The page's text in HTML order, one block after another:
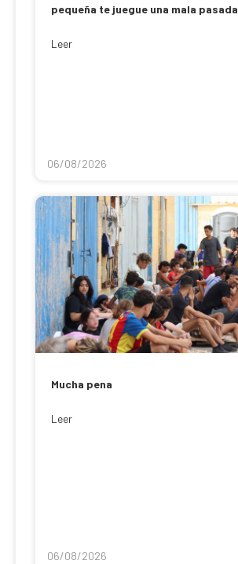
pequeña te juegue una mala pasada
Leer
06/08/2026
Mucha pena
Leer
06/08/2026